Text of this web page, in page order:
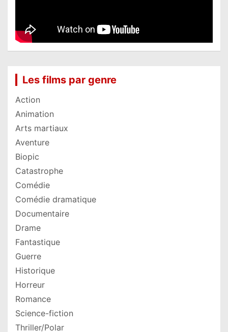
Les films par genre
Action
Animation
Arts martiaux
Aventure
Biopic
Catastrophe
Comédie
Comédie dramatique
Documentaire
Drame
Fantastique
Guerre
Historique
Horreur
Romance
Science-fiction
Thriller/Polar